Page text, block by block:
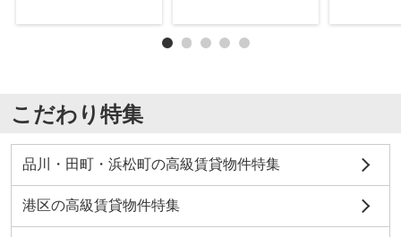
こだわり特集
品川・田町・浜松町の高級賃貸物件特集
港区の高級賃貸物件特集